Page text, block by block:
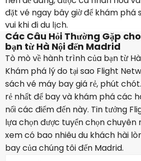
đặt vé ngay bây giờ để khám phá
vui khi đi du lịch.
Các Câu Hỏi Thường Gặp
bạn từ Hà Nội đến Madrid
Tò mò về hành trình của bạn từ
Khám phá lý do tại sao Flight
sách vé máy bay giá rẻ, phút
rẻ nhất để bay và khám phá các
nối các điểm đến này. Tin tưởng
lựa chọn được tuyển chọn chuyên
xem có bao nhiêu du khách hài
bay của chúng tôi đến Madrid.